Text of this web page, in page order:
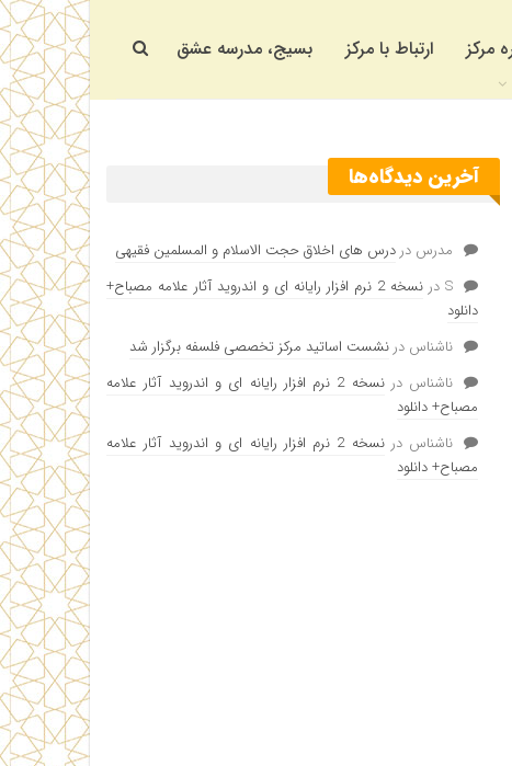
مرکز ارتباط با مرکز بسیج، مدرسه عشق
آخرین دیدگاه‌ها
مدرس در درس های اخلاق حجت الاسلام و المسلمین فقیهی
Sدر
نسخه 2 نرم افزار رایانه ای و اندروید آثار علامه مصباح+
دانلود
ناشناس در نشست اساتید مرکز تخصصی فلسفه برگزار شد
ناشناس در
نسخه 2 نرم افزار رایانه ای و اندروید آثار علامه
مصباح+ دانلود
ناشناس در
نسخه 2 نرم افزار رایانه ای و اندروید آثار علامه
مصباح+ دانلود